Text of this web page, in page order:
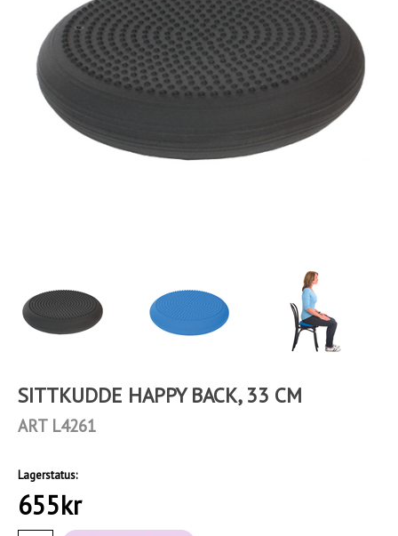
SITTKUDDE HAPPY BACK, 33 CM
ART L4261
Lagerstatus:
655kr